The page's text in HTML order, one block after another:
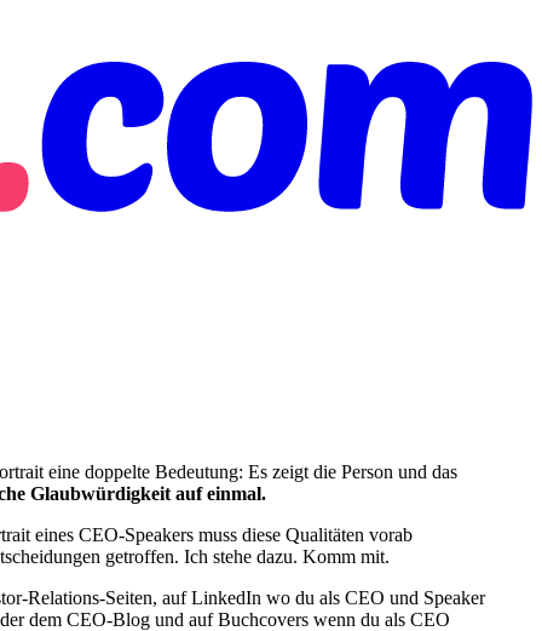
eine doppelte Bedeutung: Es zeigt die Person und das
Glaubwürdigkeit auf einmal.
eines CEO-Speakers muss diese Qualitäten vorab
getroffen. Ich stehe dazu. Komm mit.
Relations-Seiten, auf LinkedIn wo du als CEO und Speaker
dem CEO-Blog und auf Buchcovers wenn du als CEO